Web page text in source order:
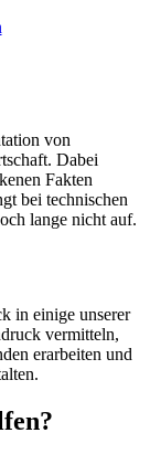
von
Dabei
Fakten
bei technischen
lange nicht auf.
in einige unserer
vermitteln,
erarbeiten und